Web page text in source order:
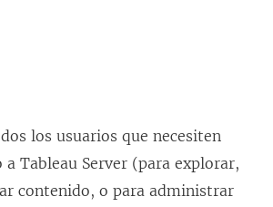
los usuarios que necesiten
a Tableau Server (para explorar,
contenido, o para administrar